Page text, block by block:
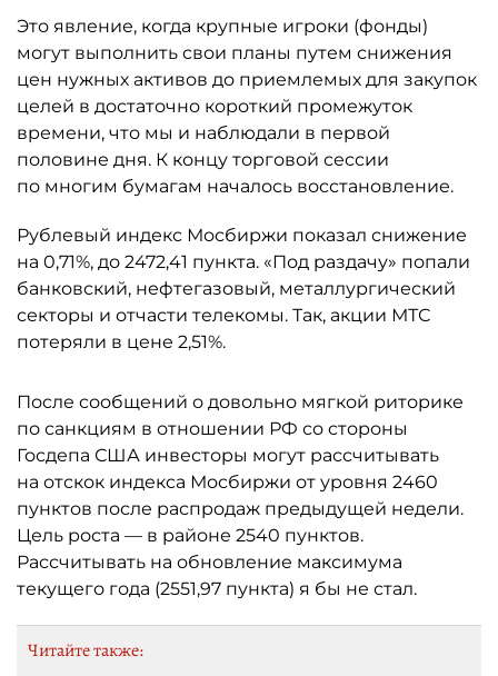
Это явление, когда крупные игроки (фонды)
могут выполнить свои планы путем снижения
цен нужных активов до приемлемых для закупок
целей в достаточно короткий промежуток
времени, что мы и наблюдали в первой
половине дня. К концу торговой сессии
по многим бумагам началось восстановление.
Рублевый индекс Мосбиржи показал снижение
на 0,71%, до 2472,41 пункта. «Под раздачу» попали
банковский, нефтегазовый, металлургический
секторы и отчасти телекомы. Так, акции МТС
потеряли в цене 2,51%.
После сообщений о довольно мягкой риторике
по санкциям в отношении РФ со стороны
Госдепа США инвесторы могут рассчитывать
на отскок индекса Мосбиржи от уровня 2460
пунктов после распродаж предыдущей недели.
Цель роста — в районе 2540 пунктов.
Рассчитывать на обновление максимума
текущего года (2551,97 пункта) я бы не стал.
Читайте также: